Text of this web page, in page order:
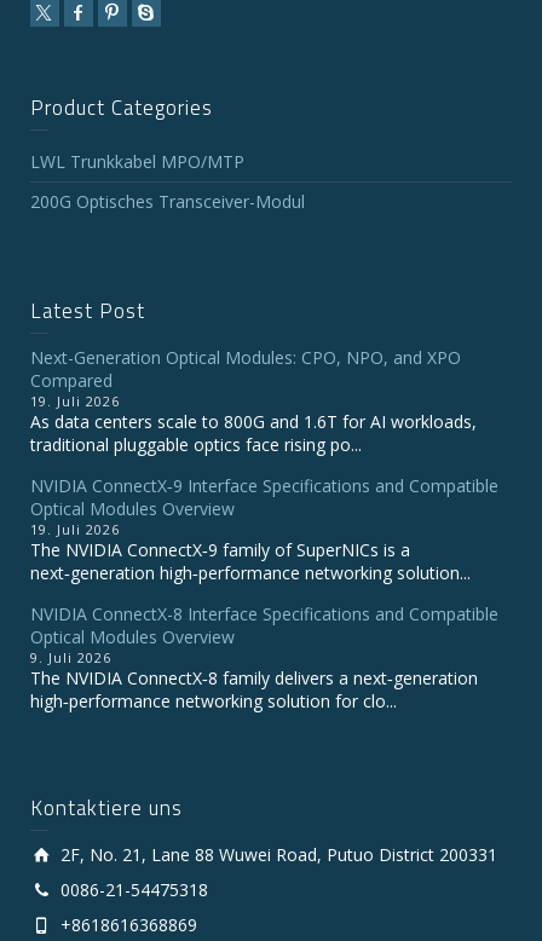
Product Categories
LWL Trunkkabel MPO/MTP
200G Optisches Transceiver-Modul
Latest Post
Next-Generation Optical Modules: CPO, NPO, and XPO
Compared
19. Juli 2026
As data centers scale to 800G and 1.6T for AI workloads,
traditional pluggable optics face rising po...
NVIDIA ConnectX‑9 Interface Specifications and Compatible
Optical Modules Overview
19. Juli 2026
The NVIDIA ConnectX‑9 family of SuperNICs is a
next‑generation high‑performance networking solution...
NVIDIA ConnectX-8 Interface Specifications and Compatible
Optical Modules Overview
9. Juli 2026
The NVIDIA ConnectX‑8 family delivers a next‑generation
high‑performance networking solution for clo...
Kontaktiere uns
2F, No. 21, Lane 88 Wuwei Road, Putuo District 200331
0086-21-54475318
+8618616368869